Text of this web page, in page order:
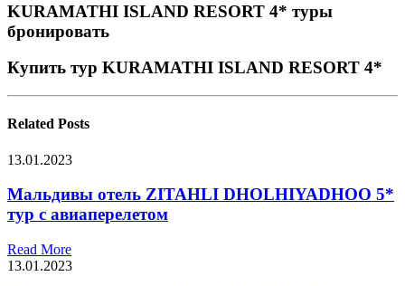
KURAMATHI ISLAND RESORT 4* туры
бронировать
Купить тур KURAMATHI ISLAND RESORT 4*
Related Posts
13.01.2023
Мальдивы отель ZITAHLI DHOLHIYADHOO 5*
тур с авиаперелетом
Read More
13.01.2023